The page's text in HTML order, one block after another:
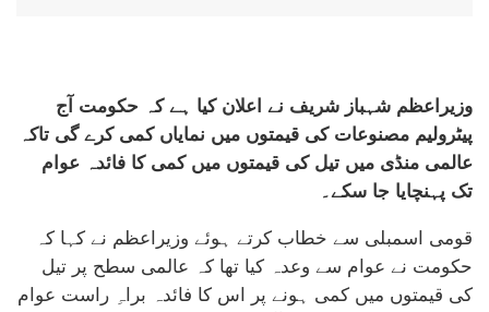
وزیراعظم شہباز شریف نے اعلان کیا ہے کہ حکومت آج
پیٹرولیم مصنوعات کی قیمتوں میں نمایاں کمی کرے گی تاکہ
عالمی منڈی میں تیل کی قیمتوں میں کمی کا فائدہ عوام
تک پہنچایا جا سکے۔
قومی اسمبلی سے خطاب کرتے ہوئے وزیراعظم نے کہا کہ
حکومت نے عوام سے وعدہ کیا تھا کہ عالمی سطح پر تیل
کی قیمتوں میں کمی ہونے پر اس کا فائدہ براہِ راست عوام